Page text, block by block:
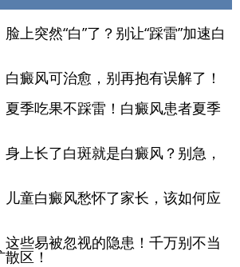
上突然“白”了？别让“踩雷”加速白
癜风可治愈，别再抱有误解了！
季吃果不踩雷！白癜风患者夏季
上长了白斑就是白癜风？别急，
童白癜风愁怀了家长，该如何应
些易被忽视的隐患！千万别不当
区！